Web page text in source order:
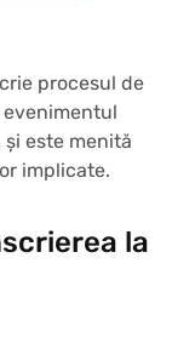
procesul de
și este menită
implicate.
la